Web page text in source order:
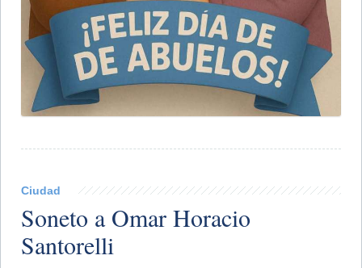
Ciudad
Soneto a Omar Horacio
Santorelli